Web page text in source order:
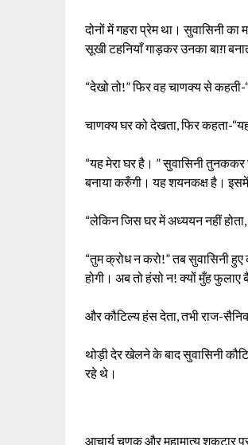
दोनों में गहरा प्रेम था। सुवासिनी
सूखी टहनियाँ गाड़कर उनका बाग़
“देखो तो!” फिर वह चाणक्य से कहती-
चाणक्य घर को देखता, फिर कहता-
“यह मेरा घर है। ” सुवासिनी
बनाया करुँगी। यह शयनकक्ष है।
“लेकिन जिस घर में अध्ययन नहीं होता,
“तुम क्रोध न करो!” तब सुवासिनी हुए
होगी। अब तो हंसो न! क्यों मुँह फुलाए
और कौटिल्य हंस देता, तभी राज-
थोड़ी देर खेलने के बाद सुवासिनी
रहे थे।
आचार्य चणक और महामात्य शकटार